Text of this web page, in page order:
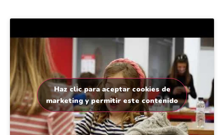
Haz clic para aceptar cookies de
marketing y permitir este contenido